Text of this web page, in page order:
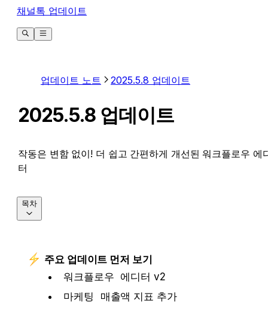
채널톡 업데이트
업데이트 노트 2025.5.8 업데이트
2025.5.8 업데이트
작동은 변함 없이! 더 쉽고 간편하게 개선된 워크플로우 에
터
주요 업데이트 먼저 보기
워크플로우 에디터 v2
마케팅
매출액 지표 추가
목차